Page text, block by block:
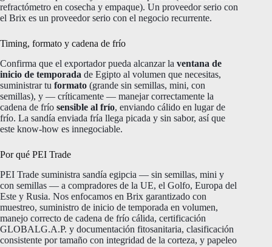
refractómetro en cosecha y empaque). Un proveedor serio con
el Brix es un proveedor serio con el negocio recurrente.
Timing, formato y cadena de frío
Confirma que el exportador pueda alcanzar la ventana de
inicio de temporada de Egipto al volumen que necesitas,
suministrar tu formato (grande sin semillas, mini, con
semillas), y — críticamente — manejar correctamente la
cadena de frío sensible al frío, enviando cálido en lugar de
frío. La sandía enviada fría llega picada y sin sabor, así que
este know-how es innegociable.
Por qué PEI Trade
PEI Trade suministra sandía egipcia — sin semillas, mini y
con semillas — a compradores de la UE, el Golfo, Europa del
Este y Rusia. Nos enfocamos en Brix garantizado con
muestreo, suministro de inicio de temporada en volumen,
manejo correcto de cadena de frío cálida, certificación
GLOBALG.A.P. y documentación fitosanitaria, clasificación
consistente por tamaño con integridad de la corteza, y papeleo